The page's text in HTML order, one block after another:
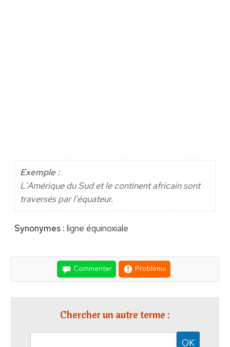
Exemple :
L'Amérique du Sud et le continent africain sont
traversés par l'équateur.
Synonymes : ligne équinoxiale
Commenter Problème
Chercher un autre terme :